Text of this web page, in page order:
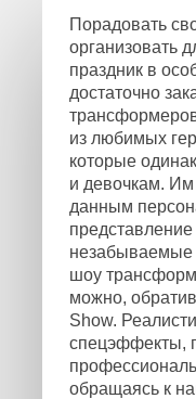
Порадовать
организовать
праздник в
достаточно
из любимых
которые
и девочкам. Им
данным
незабываемые
шоу
можно,
Show.
спецэффекты,
обращаясь к